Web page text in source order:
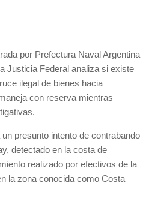
por Prefectura Naval Argentina
Justicia Federal analiza si existe
ilegal de bienes hacia
con reserva mientras
presunto intento de contrabando
detectado en la costa de
realizado por efectivos de la
la zona conocida como Costa